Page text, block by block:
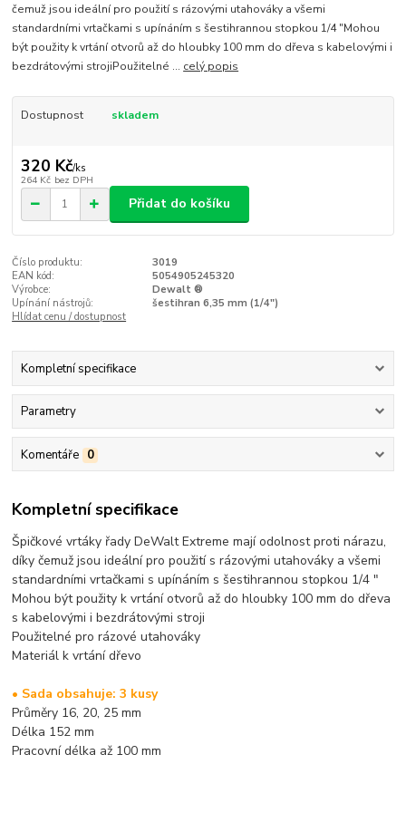
čemuž jsou ideální pro použití s rázovými utahováky a všemi
standardními vrtačkami s upínáním s šestihrannou stopkou 1/4 "Mohou
být použity k vrtání otvorů až do hloubky 100 mm do dřeva s kabelovými i
bezdrátovými strojiPoužitelné ... celý popis
Dostupnost skladem
320 Kč/ks
264 Kč bez DPH
Přidat do košíku
Číslo produktu:
3019
EAN kód:
5054905245320
Výrobce:
Dewalt ®
Upínání nástrojů:
šestihran 6,35 mm (1/4")
Hlídat cenu / dostupnost
Kompletní specifikace
Parametry
Komentáře 0
Kompletní specifikace
Špičkové vrtáky řady DeWalt Extreme mají odolnost proti nárazu,
díky čemuž jsou ideální pro použití s rázovými utahováky a všemi
standardními vrtačkami s upínáním s šestihrannou stopkou 1/4 "
Mohou být použity k vrtání otvorů až do hloubky 100 mm do dřeva
s kabelovými i bezdrátovými stroji
Použitelné pro rázové utahováky
Materiál k vrtání dřevo
• Sada obsahuje: 3 kusy
Průměry 16, 20, 25 mm
Délka 152 mm
Pracovní délka až 100 mm